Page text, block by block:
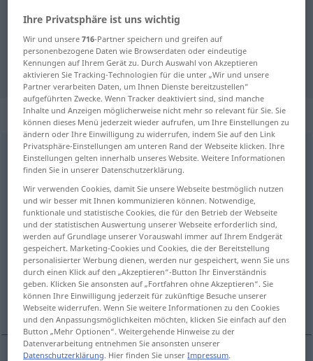
Deutsch-Spanisch Übersetzung für
"Sicherheit"
"Sicherheit" Spanisch Übersetzung
„Sicherheit“: Femininum
Sicherheitf <Sicherheit ;Sicherheiten>
Übersicht aller Übersetzungen
(Für mehr Details die Übersetzung anklicken/antippen)
certeza, certidumbre seguridad
garantía, fianza, afianzamiento
seguridad, aplomo
Ihre Privatsphäre ist uns wichtig
Wir und unsere716-Partner speichern und greifen auf
personenbezogene Daten wie Browserdaten oder eindeutige
Kennungen auf Ihrem Gerät zu. Durch Auswahl von Akzeptieren
aktivieren Sie Tracking-Technologien für die unter „Wir und unsere
Partner verarbeiten Daten, um Ihnen Dienste bereitzustellen“
aufgeführten Zwecke. Wenn Tracker deaktiviert sind, sind manche
Inhalte und Anzeigen möglicherweise nicht mehr so relevant für Sie. Sie
können dieses Menü jederzeit wieder aufrufen, um Ihre Einstellungen zu
ändern oder Ihre Einwilligung zu widerrufen, indem Sie auf den Link
Privatsphäre-Einstellungen am unteren Rand der Webseite klicken. Ihre
Einstellungen gelten innerhalb unseres Website. Weitere Informationen
finden Sie in unserer Datenschutzerklärung.
Wir verwenden Cookies, damit Sie unsere Webseite bestmöglich nutzen
und wir besser mit Ihnen kommunizieren können. Notwendige,
funktionale und statistische Cookies, die für den Betrieb der Webseite
und der statistischen Auswertung unserer Webseite erforderlich sind,
werden auf Grundlage unserer Vorauswahl immer auf Ihrem Endgerät
gespeichert. Marketing-Cookies und Cookies, die der Bereitstellung
personalisierter Werbung dienen, werden nur gespeichert, wenn Sie uns
durch einen Klick auf den „Akzeptieren“-Button Ihr Einverständnis
geben. Klicken Sie ansonsten auf „Fortfahren ohne Akzeptieren“. Sie
können Ihre Einwilligung jederzeit für zukünftige Besuche unserer
Webseite widerrufen. Wenn Sie weitere Informationen zu den Cookies
und den Anpassungsmöglichkeiten möchten, klicken Sie einfach auf den
Button „Mehr Optionen“. Weitergehende Hinweise zu der
Datenverarbeitung entnehmen Sie ansonsten unserer
Datenschutzerklärung. Hier finden Sie unserImpressum.